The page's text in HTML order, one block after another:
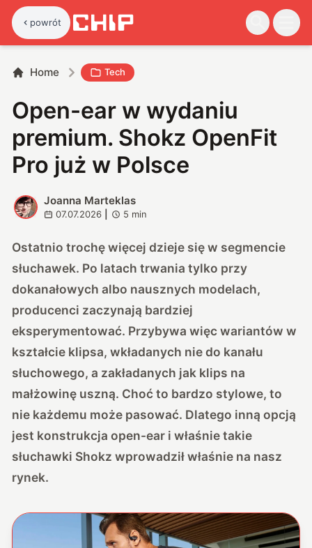
powrót
Home Tech
Open-ear w wydaniu
premium. Shokz OpenFit
Pro już w Polsce
J
Joanna Marteklas
07.07.2026 5 min
Ostatnio trochę więcej dzieje się w segmencie
słuchawek. Po latach trwania tylko przy
dokanałowych albo nausznych modelach,
producenci zaczynają bardziej
eksperymentować. Przybywa więc wariantów w
kształcie klipsa, wkładanych nie do kanału
słuchowego, a zakładanych jak klips na
małżowinę uszną. Choć to bardzo stylowe, to
nie każdemu może pasować. Dlatego inną opcją
jest konstrukcja open-ear i właśnie takie
słuchawki Shokz wprowadził właśnie na nasz
rynek.